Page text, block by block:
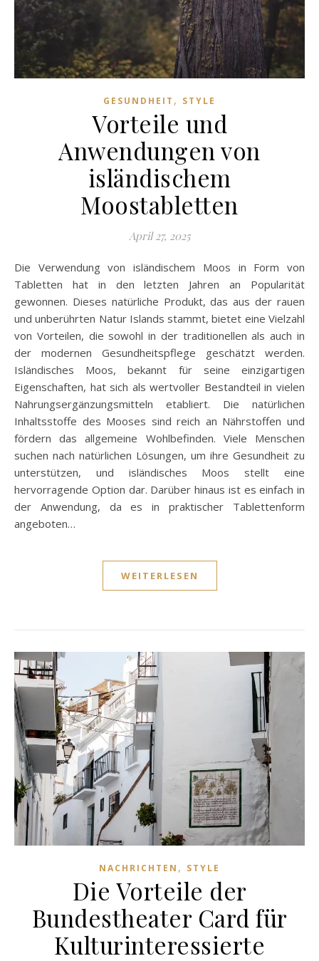
GESUNDHEIT , STYLE
Vorteile und
Anwendungen von
isländischem
Moostabletten
April 27, 2025
Die Verwendung von isländischem Moos in Form von
Tabletten hat in den letzten Jahren an Popularität
gewonnen. Dieses natürliche Produkt, das aus der rauen
und unberührten Natur Islands stammt, bietet eine Vielzahl
von Vorteilen, die sowohl in der traditionellen als auch in
der modernen Gesundheitspflege geschätzt werden.
Isländisches Moos, bekannt für seine einzigartigen
Eigenschaften, hat sich als wertvoller Bestandteil in vielen
Nahrungsergänzungsmitteln etabliert. Die natürlichen
Inhaltsstoffe des Mooses sind reich an Nährstoffen und
fördern das allgemeine Wohlbefinden. Viele Menschen
suchen nach natürlichen Lösungen, um ihre Gesundheit zu
unterstützen, und isländisches Moos stellt eine
hervorragende Option dar. Darüber hinaus ist es einfach in
der Anwendung, da es in praktischer Tablettenform
angeboten…
WEITERLESEN
NACHRICHTEN , STYLE
Die Vorteile der
Bundestheater Card für
Kulturinteressierte